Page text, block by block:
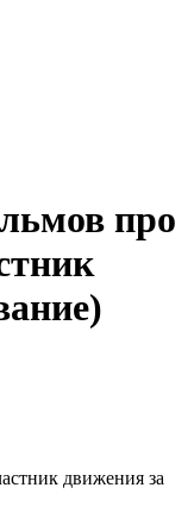
про
движения за